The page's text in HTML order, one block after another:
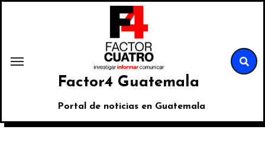
Factor4 Guatemala
Portal de noticias en Guatemala